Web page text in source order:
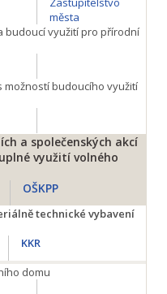
města
budoucí využití pro přírodní
možností budoucího využití
a společenských akcí
využití volného
OŠKPP
technické vybavení
KKR
domu